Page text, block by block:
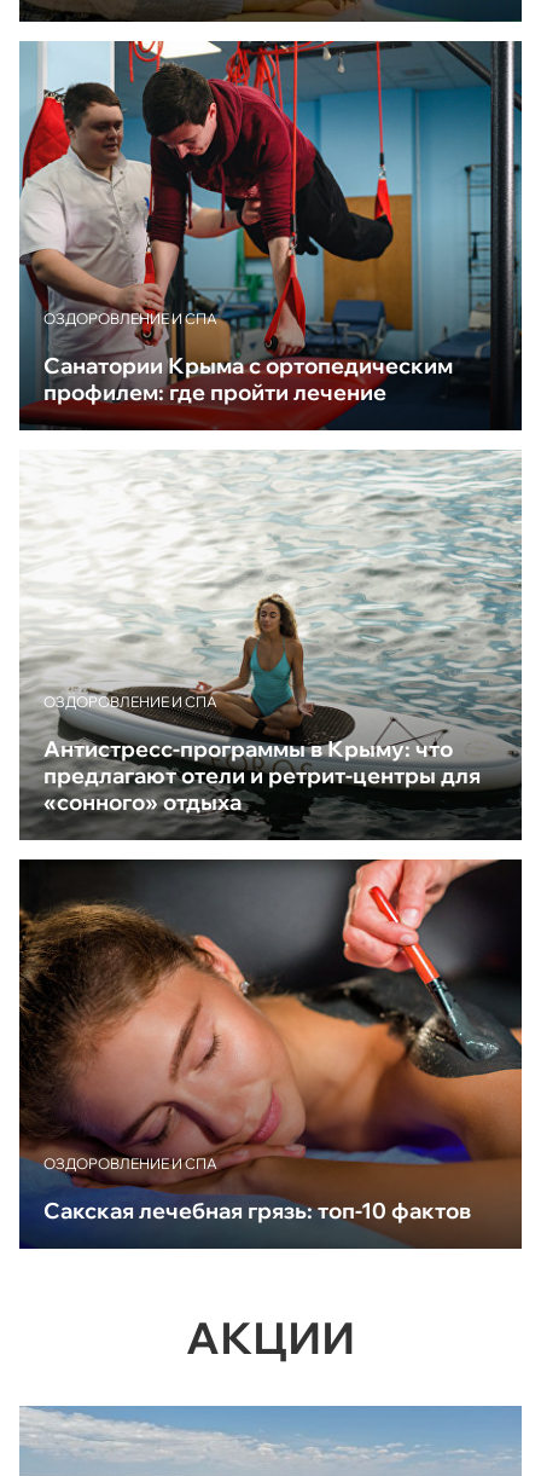
ОЗДОРОВЛЕНИЕ И СПА
Санатории Крыма с ортопедическим
профилем: где пройти лечение
ОЗДОРОВЛЕНИЕ И СПА
Антистресс-программы в Крыму: что
предлагают отели и ретрит-центры для
«сонного» отдыха
ОЗДОРОВЛЕНИЕ И СПА
Сакская лечебная грязь: топ-10 фактов
АКЦИИ